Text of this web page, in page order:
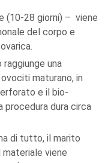
(10-28 giorni) – viene
del corpo e
una
maturano, in
e il bio-
procedura dura circa
di tutto, il marito
viene